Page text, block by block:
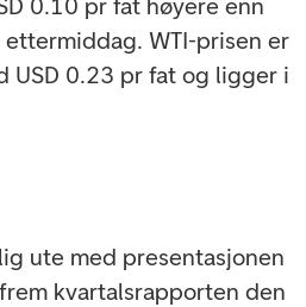
0.10 pr fat høyere enn
WTI-prisen er
USD 0.23 pr fat og ligger i
ute med presentasjonen
kvartalsrapporten den